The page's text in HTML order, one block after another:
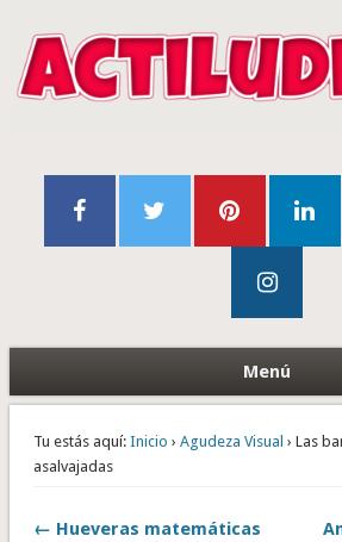
Menú
Tu estás aquí: Inicio › Agudeza Visual › Las
asalvajadas
← Hueveras matemáticas